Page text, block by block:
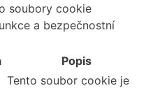
soubory cookie
a bezpečnostní
Popis
Tento soubor cookie je